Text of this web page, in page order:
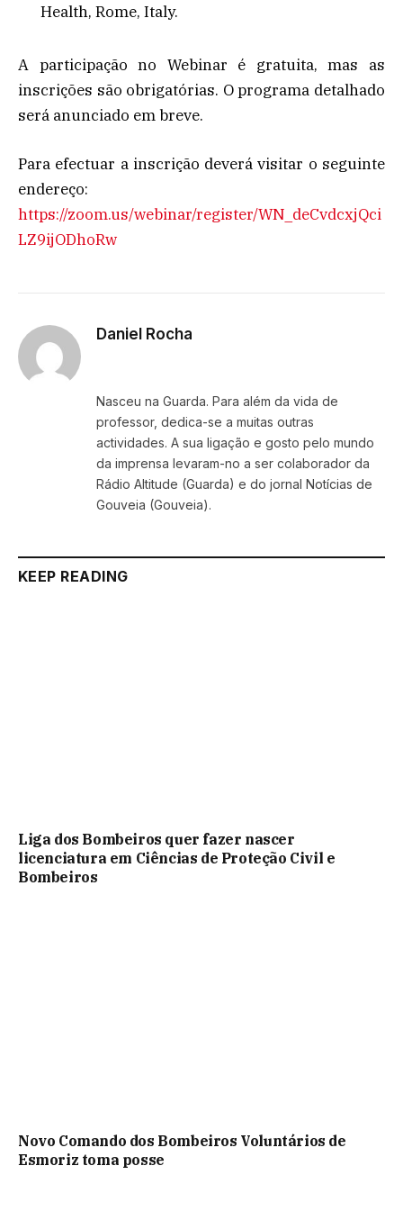
Health, Rome, Italy.
A participação no Webinar é gratuita, mas as
inscrições são obrigatórias. O programa detalhado
será anunciado em breve.
Para efectuar a inscrição deverá visitar o seguinte
endereço:
https://zoom.us/webinar/register/WN_deCvdcxjQci
LZ9ijODhoRw
Daniel Rocha
Nasceu na Guarda. Para além da vida de
professor, dedica-se a muitas outras
actividades. A sua ligação e gosto pelo mundo
da imprensa levaram-no a ser colaborador da
Rádio Altitude (Guarda) e do jornal Notícias de
Gouveia (Gouveia).
KEEP READING
Liga dos Bombeiros quer fazer nascer
licenciatura em Ciências de Proteção Civil e
Bombeiros
Novo Comando dos Bombeiros Voluntários de
Esmoriz toma posse